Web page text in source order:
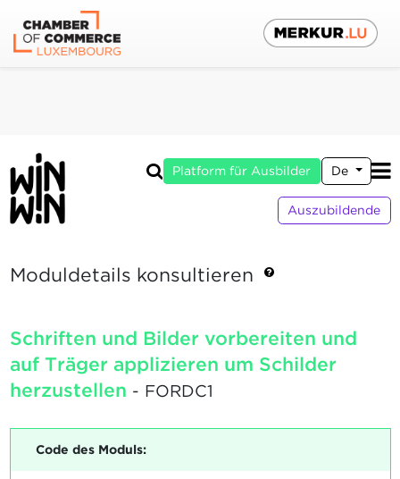
Platform für Ausbilder De
Auszubildende
Moduldetails konsultieren
Schriften und Bilder vorbereiten und
auf Träger applizieren um Schilder
herzustellen - FORDC1
Code des Moduls: